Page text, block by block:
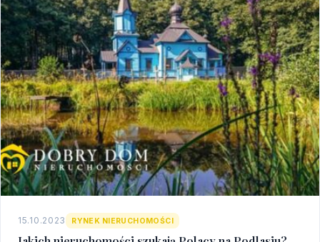
15.10.2023 RYNEK NIERUCHOMOŚCI